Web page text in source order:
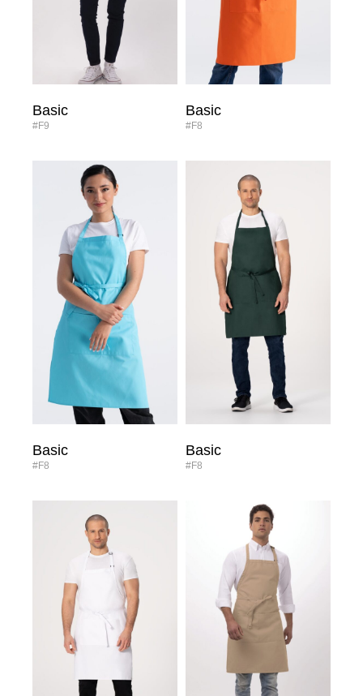
Basic
#F9
Basic
#F8
Basic
#F8
Basic
#F8